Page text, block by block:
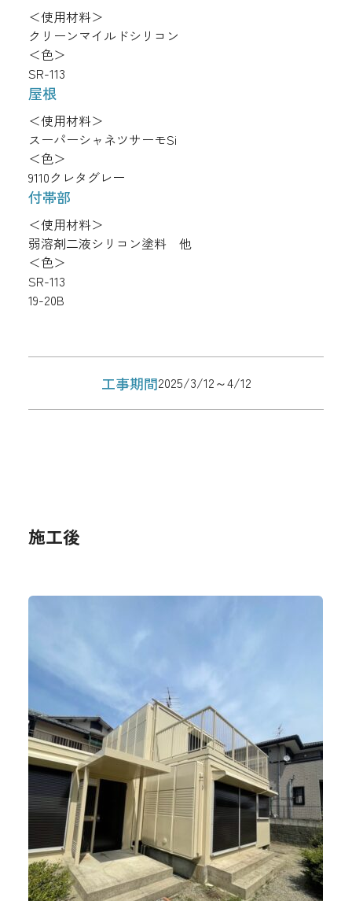
＜使用材料＞
クリーンマイルドシリコン
＜色＞
SR-113
屋根
＜使用材料＞
スーパーシャネツサーモSi
＜色＞
9110クレタグレー
付帯部
＜使用材料＞
弱溶剤二液シリコン塗料 他
＜色＞
SR-113
19-20B
工事期間2025/3/12～4/12
施工後